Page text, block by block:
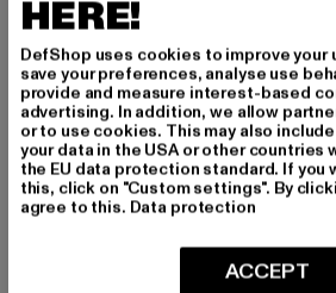
HERE!
DefShop uses cookies to improve your
save your preferences, analyse use
provide and measure interest-based
advertising. In addition, we allow
or to use cookies. This may also
your data in the USA or other countries
the EU data protection standard. If you
this, click on "Custom settings". By
agree to this. Data protection
ACCEPT